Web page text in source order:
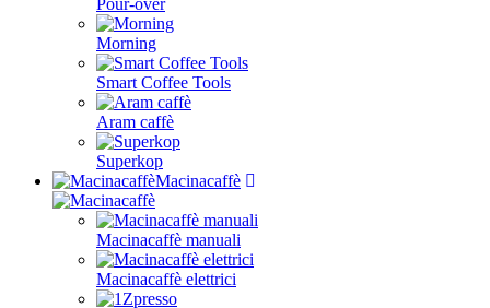
Pour-over
Morning
Smart Coffee Tools
Aram caffè
Superkop
Macinacaffè
Macinacaffè manuali
Macinacaffè elettrici